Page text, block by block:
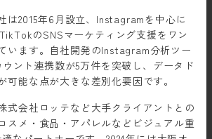
は2015年6月設立、Instagramを中心に
のSNSマーケティング支援をワン
います。自社開発のInstagram分析ツー
ント連携数が5万件を突破し、データド
可能な点が大きな差別化要因です。
式会社ロッテなど大手クライアントとの
スメ・食品・アパレルなどビジュアル重